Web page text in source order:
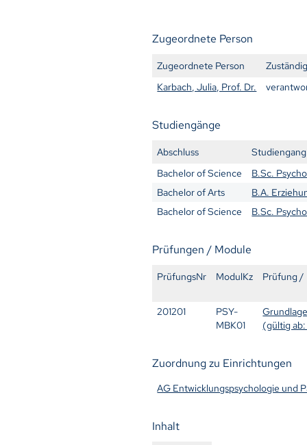
Zugeordnete Person
Zugeordnete Person
Karbach, Julia, Prof. Dr.
Studiengänge
Abschluss
Studiengang
Bachelor of Science
B.Sc.
Bachelor of Arts
B.A.
Bachelor of Science
B.Sc.
Prüfungen / Module
PrüfungsNr ModulKz Prüfung /
201201
PSY-
MBK01
(gültig
Zuordnung zu Einrichtungen
AG Entwicklungspsychologie und
Inhalt